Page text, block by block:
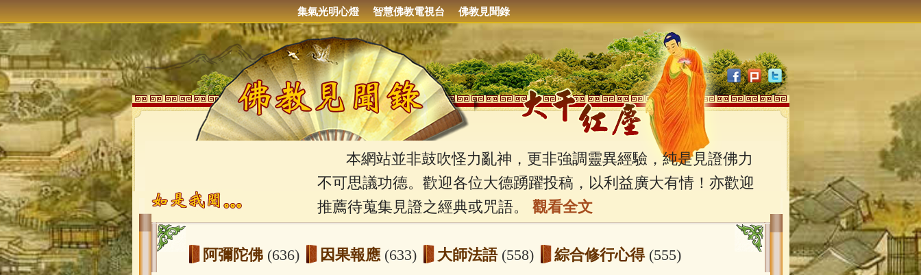
集氣光明心燈 智慧佛教電視台 佛教見聞錄
本網站並非鼓吹怪力亂神，更非強調靈異經驗，純是見證佛力
不可思議功德。歡迎各位大德踴躍投稿，以利益廣大有情！亦歡迎
推薦待蒐集見證之經典或咒語。 觀看全文
阿彌陀佛 (636) 因果報應 (633) 大師法語 (558) 綜合修行心得 (555)